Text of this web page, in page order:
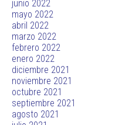
junio 2022
mayo 2022
abril 2022
marzo 2022
febrero 2022
enero 2022
diciembre 2021
noviembre 2021
octubre 2021
septiembre 2021
agosto 2021